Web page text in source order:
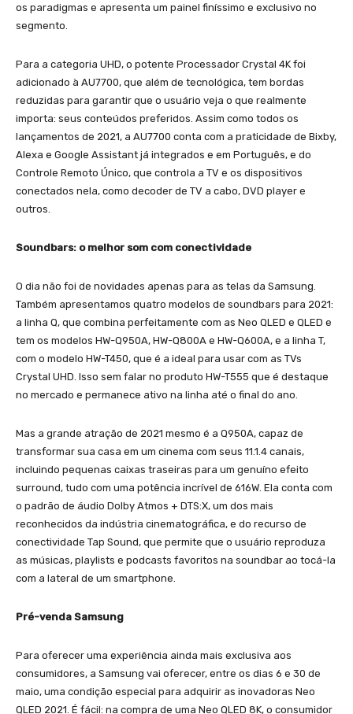
os paradigmas e apresenta um painel finíssimo e exclusivo no
segmento.
Para a categoria UHD, o potente Processador Crystal 4K foi
adicionado à AU7700, que além de tecnológica, tem bordas
reduzidas para garantir que o usuário veja o que realmente
importa: seus conteúdos preferidos. Assim como todos os
lançamentos de 2021, a AU7700 conta com a praticidade de Bixby,
Alexa e Google Assistant já integrados e em Português, e do
Controle Remoto Único, que controla a TV e os dispositivos
conectados nela, como decoder de TV a cabo, DVD player e
outros.
Soundbars: o melhor som com conectividade
O dia não foi de novidades apenas para as telas da Samsung.
Também apresentamos quatro modelos de soundbars para 2021:
a linha Q, que combina perfeitamente com as Neo QLED e QLED e
tem os modelos HW-Q950A, HW-Q800A e HW-Q600A, e a linha T,
com o modelo HW-T450, que é a ideal para usar com as TVs
Crystal UHD. Isso sem falar no produto HW-T555 que é destaque
no mercado e permanece ativo na linha até o final do ano.
Mas a grande atração de 2021 mesmo é a Q950A, capaz de
transformar sua casa em um cinema com seus 11.1.4 canais,
incluindo pequenas caixas traseiras para um genuíno efeito
surround, tudo com uma potência incrível de 616W. Ela conta com
o padrão de áudio Dolby Atmos + DTS:X, um dos mais
reconhecidos da indústria cinematográfica, e do recurso de
conectividade Tap Sound, que permite que o usuário reproduza
as músicas, playlists e podcasts favoritos na soundbar ao tocá-la
com a lateral de um smartphone.
Pré-venda Samsung
Para oferecer uma experiência ainda mais exclusiva aos
consumidores, a Samsung vai oferecer, entre os dias 6 e 30 de
maio, uma condição especial para adquirir as inovadoras Neo
QLED 2021. É fácil: na compra de uma Neo QLED 8K, o consumidor